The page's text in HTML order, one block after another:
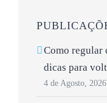
Como regular
dicas para
4 de Agosto, 2026